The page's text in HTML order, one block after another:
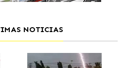
NOTICIAS